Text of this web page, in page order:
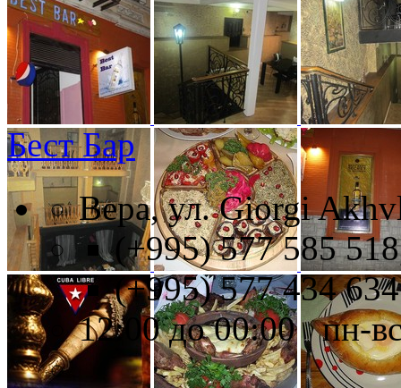
Бест Бар
Вера, ул. Giorgi
(+995) 577 585
(+995) 577 434 634
12:00 до 00:00 пн-